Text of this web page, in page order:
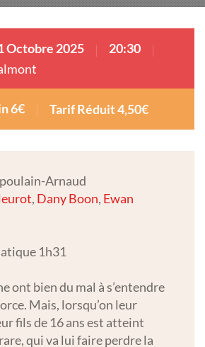
Octobre 2025
20:30
6€ Tarif Réduit 4,50€
Arnaud
, Dany Boon, Ewan
1h31
ont bien du mal à s’entendre
Mais, lorsqu’on leur
fils de 16 ans est atteint
qui va lui faire perdre la